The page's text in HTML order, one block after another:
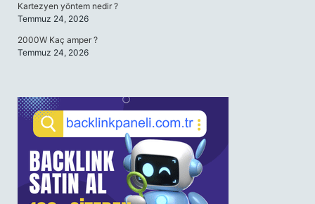
Kartezyen yöntem nedir ?
Temmuz 24, 2026
2000W Kaç amper ?
Temmuz 24, 2026